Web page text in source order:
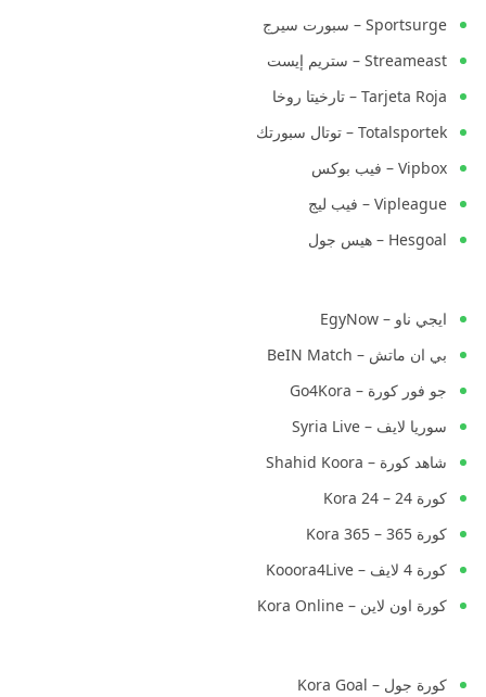
Sportsurge – سبورت سيرج
Streameast – ستريم إيست
Tarjeta Roja – تارخيتا روخا
Totalsportek – توتال سبورتك
Vipbox – فيب بوكس
Vipleague – فيب ليج
Hesgoal – هيس جول
ايجي ناو – EgyNow
بي ان ماتش – BeIN Match
جو فور كورة – Go4Kora
سوريا لايف – Syria Live
شاهد كورة – Shahid Koora
كورة 24 – Kora 24
كورة 365 – Kora 365
كورة 4 لايف – Kooora4Live
كورة اون لاين – Kora Online
كورة جول – Kora Goal